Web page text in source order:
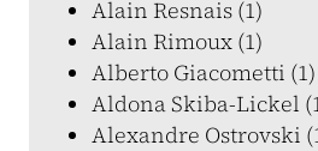
Alain Resnais (1)
Alain Rimoux (1)
Alberto Giacometti (1)
Aldona Skiba-Lickel
Alexandre Ostrovski